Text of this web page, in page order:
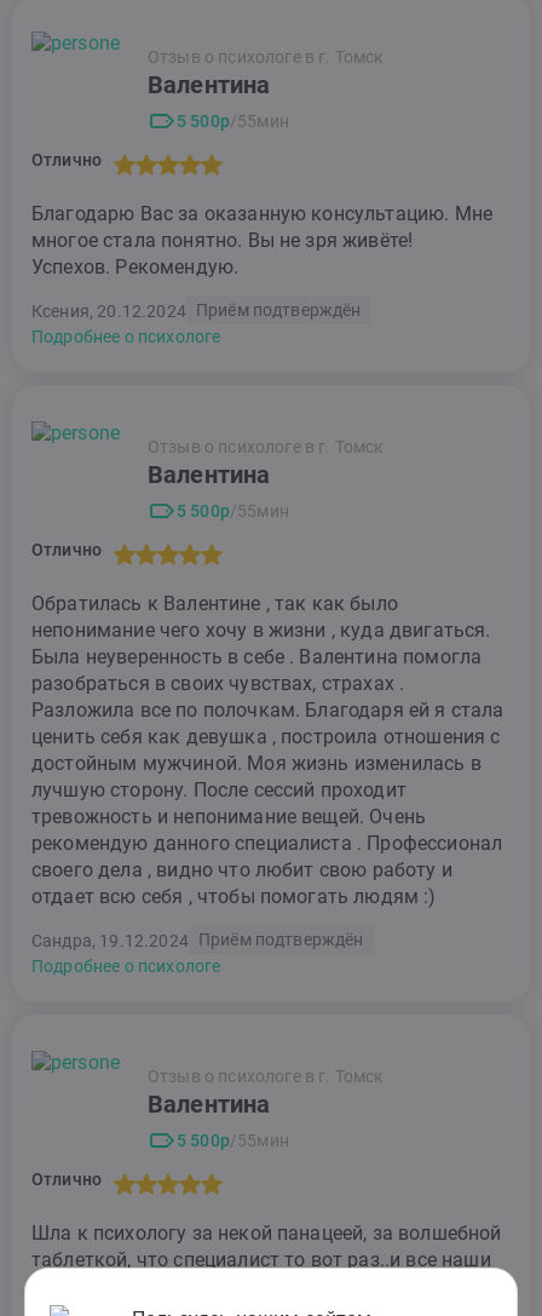
Отзыв о психологе в г. Томск
Валентина
5 500р/55мин
Отлично
Благодарю Вас за оказанную консультацию. Мне
многое стала понятно. Вы не зря живёте!
Успехов. Рекомендую.
Ксения, 20.12.2024 Приём подтверждён
Подробнее о психологе
Отзыв о психологе в г. Томск
Валентина
5 500р/55мин
Отлично
Обратилась к Валентине , так как было
непонимание чего хочу в жизни , куда двигаться.
Была неуверенность в себе . Валентина помогла
разобраться в своих чувствах, страхах .
Разложила все по полочкам. Благодаря ей я стала
ценить себя как девушка , построила отношения с
достойным мужчиной. Моя жизнь изменилась в
лучшую сторону. После сессий проходит
тревожность и непонимание вещей. Очень
рекомендую данного специалиста . Профессионал
своего дела , видно что любит свою работу и
отдает всю себя , чтобы помогать людям :)
Сандра, 19.12.2024 Приём подтверждён
Подробнее о психологе
Отзыв о психологе в г. Томск
Валентина
5 500р/55мин
Отлично
Шла к психологу за некой панацеей, за волшебной
таблеткой, что специалист то вот раз..и все наши